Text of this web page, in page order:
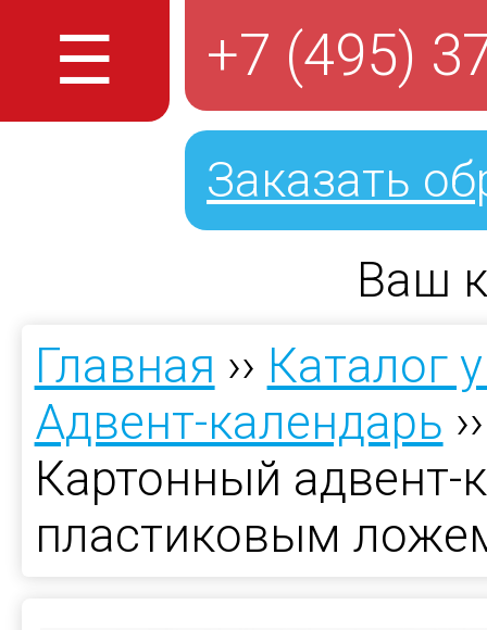
☰ +7 (495)
Заказать
Ваш
Главная ›› Каталог
Адвент-календарь
Картонный адвент-
пластиковым